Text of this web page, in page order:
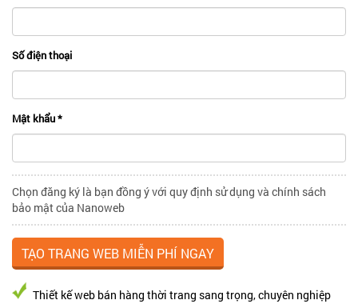
Số điện thoại
Mật khẩu*
Chọn đăng ký là bạn đồng ý với quy định sử dụng và chính sách
bảo mật của Nanoweb
Thiết kế web bán hàng thời trang sang trọng, chuyên nghiệp